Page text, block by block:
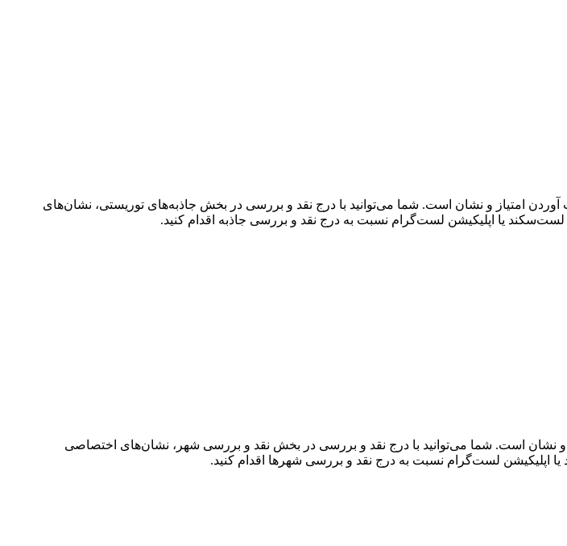
امتیاز و نشان است. شما می‌توانید با درج نقد و بررسی در بخش جاذبه‌های توریستی، نشان‌های
یا اپلیکیشن لست‌گرام نسبت به درج نقد و بررسی جاذبه اقدام کنید.
و نشان است. شما می‌توانید با درج نقد و بررسی در بخش نقد و بررسی شهر، نشان‌های اختصاصی
اپلیکیشن لست‌گرام نسبت به درج نقد و بررسی شهرها اقدام کنید.